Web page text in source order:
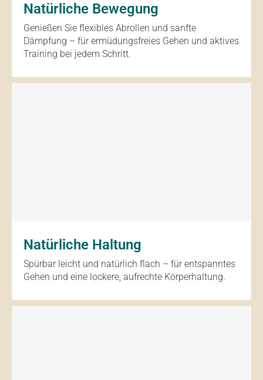
Natürliche Bewegung
Genießen Sie flexibles Abrollen und sanfte
Dämpfung – für ermüdungsfreies Gehen und aktives
Training bei jedem Schritt.
Natürliche Haltung
Spürbar leicht und natürlich flach – für entspanntes
Gehen und eine lockere, aufrechte Körperhaltung.